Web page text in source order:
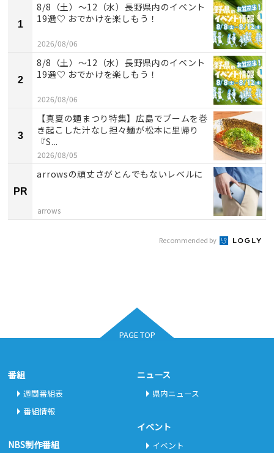
1
8/8（土）〜12（水）長野県内のイベント
19選♡ おでかけを楽しもう！
2026/08/06
2
8/8（土）〜12（水）長野県内のイベント
19選♡ おでかけを楽しもう！
2026/08/06
3
【真夏の麺まつり特集】広島でブームを巻
き起こした汁なし担々麺が松本に里帰り
『S...
2026/08/05
PR
arrowsの頑丈さがとんでもないレベルに
arrows
Recommended by
PAGE TOP
番組
週間番組表
番組情報
NBS制作番組
ニュース
県内ニュース
イベント
イベント